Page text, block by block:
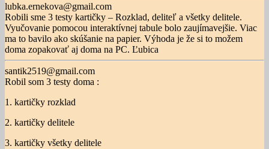
lubka.ernekova@gmail.com
Robili sme 3 testy kartičky – Rozklad, deliteľ a všetky delitele.
Vyučovanie pomocou interaktívnej tabule bolo zaujímavejšie. Viac
ma to bavilo ako skúšanie na papier. Výhoda je že si to možem
doma zopakovať aj doma na PC. Ľubica
santik2519@gmail.com
Robil som 3 testy doma :
1. kartičky rozklad
2. kartičky delitele
3. kartičky všetky delitele